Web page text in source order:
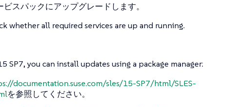
スパックにアップグレードします。
whether all required services are up and running.
SP7, you can install updates using a package manager:
documentation.suse.com/sles/15-SP7/html/SLES-
を参照してください。